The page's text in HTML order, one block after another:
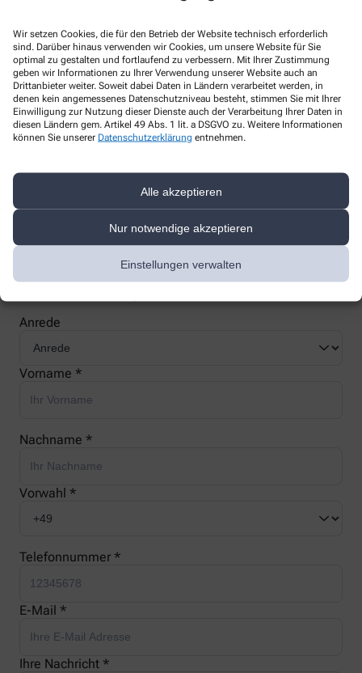
Wir setzen Cookies, die für den Betrieb der Website technisch erforderlich
sind. Darüber hinaus verwenden wir Cookies, um unsere Website für Sie
optimal zu gestalten und fortlaufend zu verbessern. Mit Ihrer Zustimmung
geben wir Informationen zu Ihrer Verwendung unserer Website auch an
Drittanbieter weiter. Soweit dabei Daten in Ländern verarbeitet werden, in
denen kein angemessenes Datenschutzniveau besteht, stimmen Sie mit Ihrer
Einwilligung zur Nutzung dieser Dienste auch der Verarbeitung Ihrer Daten in
diesen Ländern gem. Artikel 49 Abs. 1 lit. a DSGVO zu. Weitere Informationen
können Sie unserer Datenschutzerklärung entnehmen.
Alle akzeptieren
Nur notwendige akzeptieren
Einstellungen verwalten
Nachweis Ihrer Befreiung
Kundenkarte beantragen
Jetzt schnell und einfach online beantragen und beim nächsten
Anrede
Vorname *
Nachname *
Vorwahl *
Telefonnummer *
E-Mail *
Ihre Nachricht *